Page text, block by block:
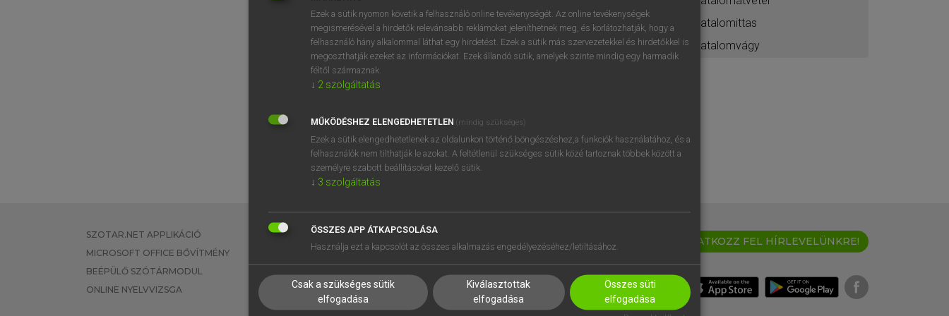
⚲ hatalom keresése szótárainkban
hatalomittas
hatalomvágy
SZOTAR.NET APPLIKÁCIÓ
MICROSOFT OFFICE BŐVÍTMÉNY
BEÉPÜLŐ SZÓTÁRMODUL
ONLINE NYELVVIZSGA
EGYÉNI FELHASZNÁLÓKNAK
TANULÓKNAK
VÁLLALATI MEGOLDÁSOK
SÚGÓ
RÓLUNK
SÜTI BEÁLLÍTÁSOK
IRATKOZZ FEL HÍRLEVELÜNKRE!
Ezek a sütik nyomon követik a felhasználó online tevékenységét. Az online tevékenységek
megismerésével a hirdetők relevánsabb reklámokat jeleníthetnek meg, és korlátozhatják, hogy a
felhasználó hány alkalommal láthat egy hirdetést. Ezek a sütik más szervezetekkel és hirdetőkkel is
megoszthatják ezeket az információkat. Ezek állandó sütik, amelyek szinte mindig egy harmadik
féltől származnak.
↓ 2 szolgáltatás
MŰKÖDÉSHEZ ELENGEDHETETLEN (mindig szükséges)
Ezek a sütik elengedhetetlenek az oldalunkon történő böngészéshez,a funkciók használatához, és a
felhasználók nem tilthatják le azokat. A feltétlenül szükséges sütik közé tartoznak többek között a
személyre szabott beállításokat kezelő sütik.
↓ 3 szolgáltatás
ÖSSZES APP ÁTKAPCSOLÁSA
Használja ezt a kapcsolót az összes alkalmazás engedélyezéséhez/letiltásához.
Csak a szükséges sütik
elfogadása
Kiválasztottak
elfogadása
Összes süti
elfogadása